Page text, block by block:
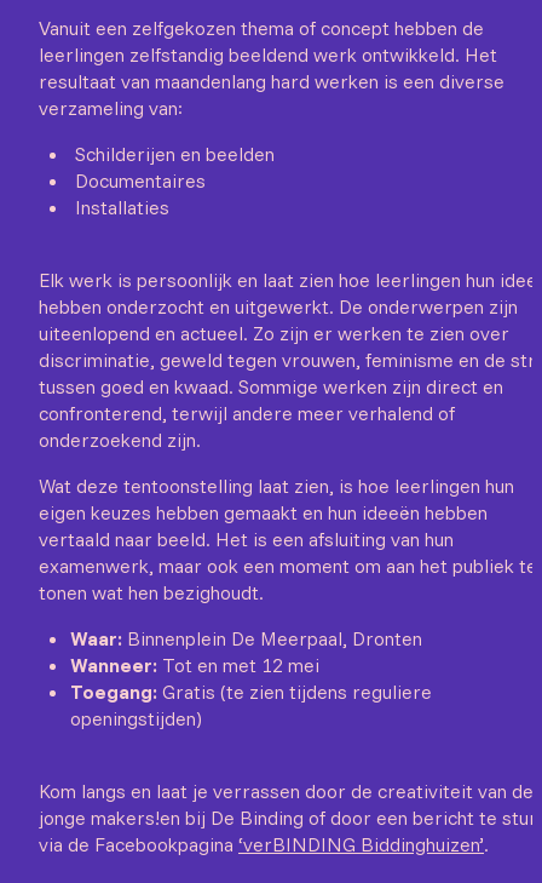
Vanuit een zelfgekozen thema of concept hebben de
leerlingen zelfstandig beeldend werk ontwikkeld. Het
resultaat van maandenlang hard werken is een diverse
verzameling van:
Schilderijen en beelden
Documentaires
Installaties
Elk werk is persoonlijk en laat zien hoe leerlingen hun
hebben onderzocht en uitgewerkt. De onderwerpen zijn
uiteenlopend en actueel. Zo zijn er werken te zien over
discriminatie, geweld tegen vrouwen, feminisme en de
tussen goed en kwaad. Sommige werken zijn direct en
confronterend, terwijl andere meer verhalend of
onderzoekend zijn.
Wat deze tentoonstelling laat zien, is hoe leerlingen hun
eigen keuzes hebben gemaakt en hun ideeën hebben
vertaald naar beeld. Het is een afsluiting van hun
examenwerk, maar ook een moment om aan het publiek te
tonen wat hen bezighoudt.
Waar: Binnenplein De Meerpaal, Dronten
Wanneer: Tot en met 12 mei
Toegang: Gratis (te zien tijdens reguliere
openingstijden)
Kom langs en laat je verrassen door de creativiteit van
jonge makers!en bij De Binding of door een bericht te
via de Facebookpagina ‘verBINDING Biddinghuizen’.